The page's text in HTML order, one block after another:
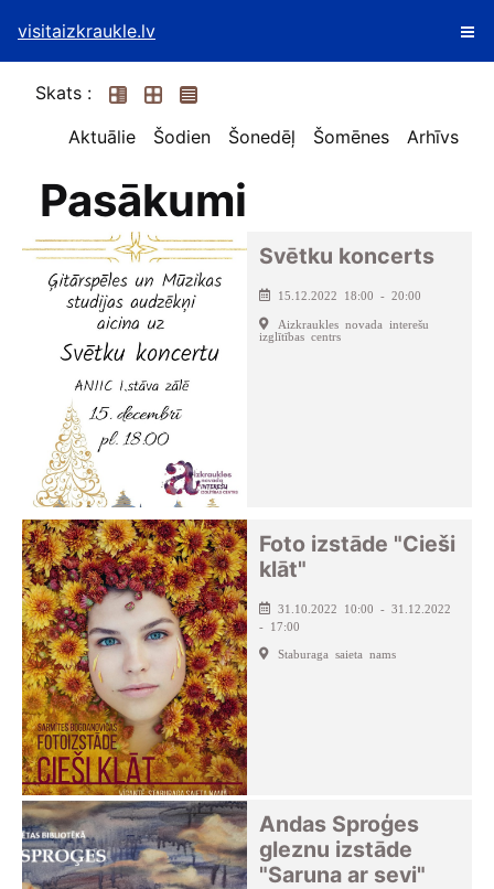
visitaizkraukle.lv
Skats :
Aktuālie
Šodien Šonedēļ Šomēnes Arhīvs
Pasākumi
Svētku koncerts
15.12.2022 18:00 - 20:00
Aizkraukles novada interešu
izglītības centrs
Foto izstāde "Cieši
klāt"
31.10.2022 10:00 - 31.12.2022
- 17:00
Staburaga saieta nams
Andas Sproģes
gleznu izstāde
"Saruna ar sevi"